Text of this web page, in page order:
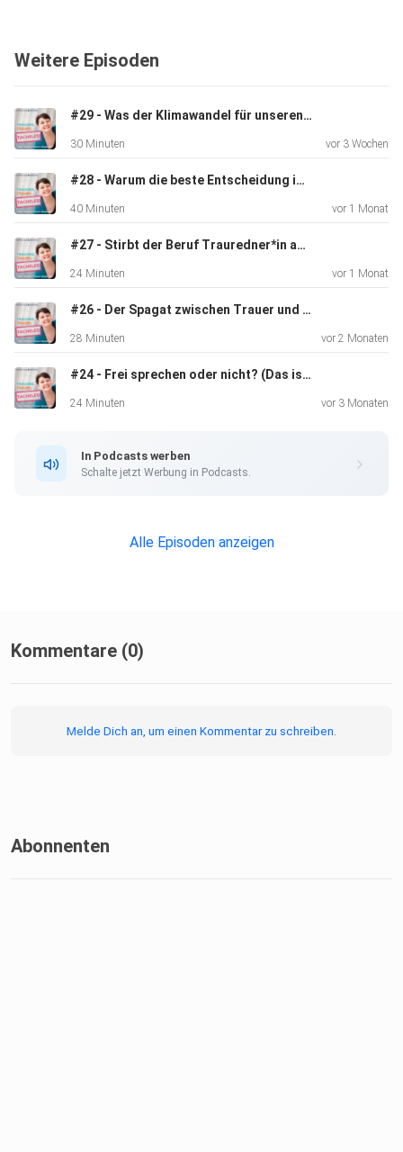
Weitere Episoden
#29 - Was der Klimawandel für unseren Job als Redner*in bedeutet
30 Minuten vor 3 Wochen
#28 - Warum die beste Entscheidung immer die ist, die du triffst
40 Minuten vor 1 Monat
#27 - Stirbt der Beruf Trauredner*in aus?
24 Minuten vor 1 Monat
#26 - Der Spagat zwischen Trauer und Hochzeit (Q&A)
28 Minuten vor 2 Monaten
#24 - Frei sprechen oder nicht? (Das ist komplett egal!)
24 Minuten vor 3 Monaten
In Podcasts werben
Schalte jetzt Werbung in Podcasts.
Alle Episoden anzeigen
Kommentare (0)
Melde Dich an, um einen Kommentar zu schreiben.
Abonnenten